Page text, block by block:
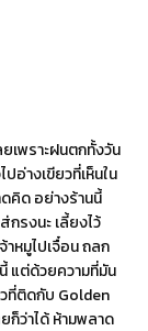
ยเพราะฝนตกทั้งวัน
อ่างเขียวที่เห็นใน
ดคิด อย่างร้านนี้
กรงนะ เลี้ยงไว้
หมูไปเจื๋อน ถลก
แต่ด้วยความที่มัน
ที่ติดกับ Golden
ก็ว่าได้ ห้ามพลาด